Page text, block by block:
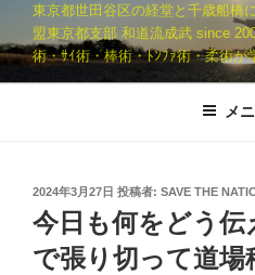
キ
東京都世田谷区の経堂と千歳船橋
盟東京都支部 和道流成武 since
術・ｻｲ術・棒術・ﾄﾝﾌｧ術・柔術が
メ
投
稿
日:
2024年3月27日 投稿者: SAVE THE
今日も何をどう
で張り切って道場